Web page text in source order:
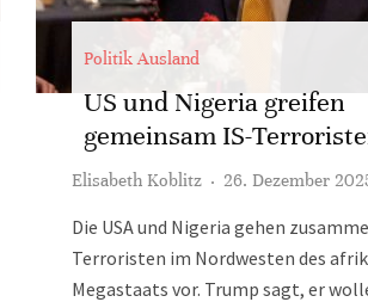
Politik Ausland
US und Nigeria greifen
gemeinsam IS-
Elisabeth Koblitz · 26. Dezember
Die USA und Nigeria gehen
Terroristen im Nordwesten des
Megastaats vor. Trump sagt, er